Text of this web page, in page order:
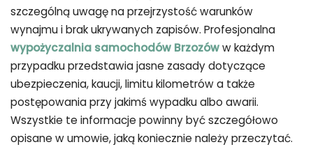
szczególną uwagę na przejrzystość warunków
wynajmu i brak ukrywanych zapisów. Profesjonalna
wypożyczalnia samochodów Brzozóww każdym
przypadku przedstawia jasne zasady dotyczące
ubezpieczenia, kaucji, limitu kilometrów a także
postępowania przy jakimś wypadku albo awarii.
Wszystkie te informacje powinny być szczegółowo
opisane w umowie, jaką koniecznie należy przeczytać.